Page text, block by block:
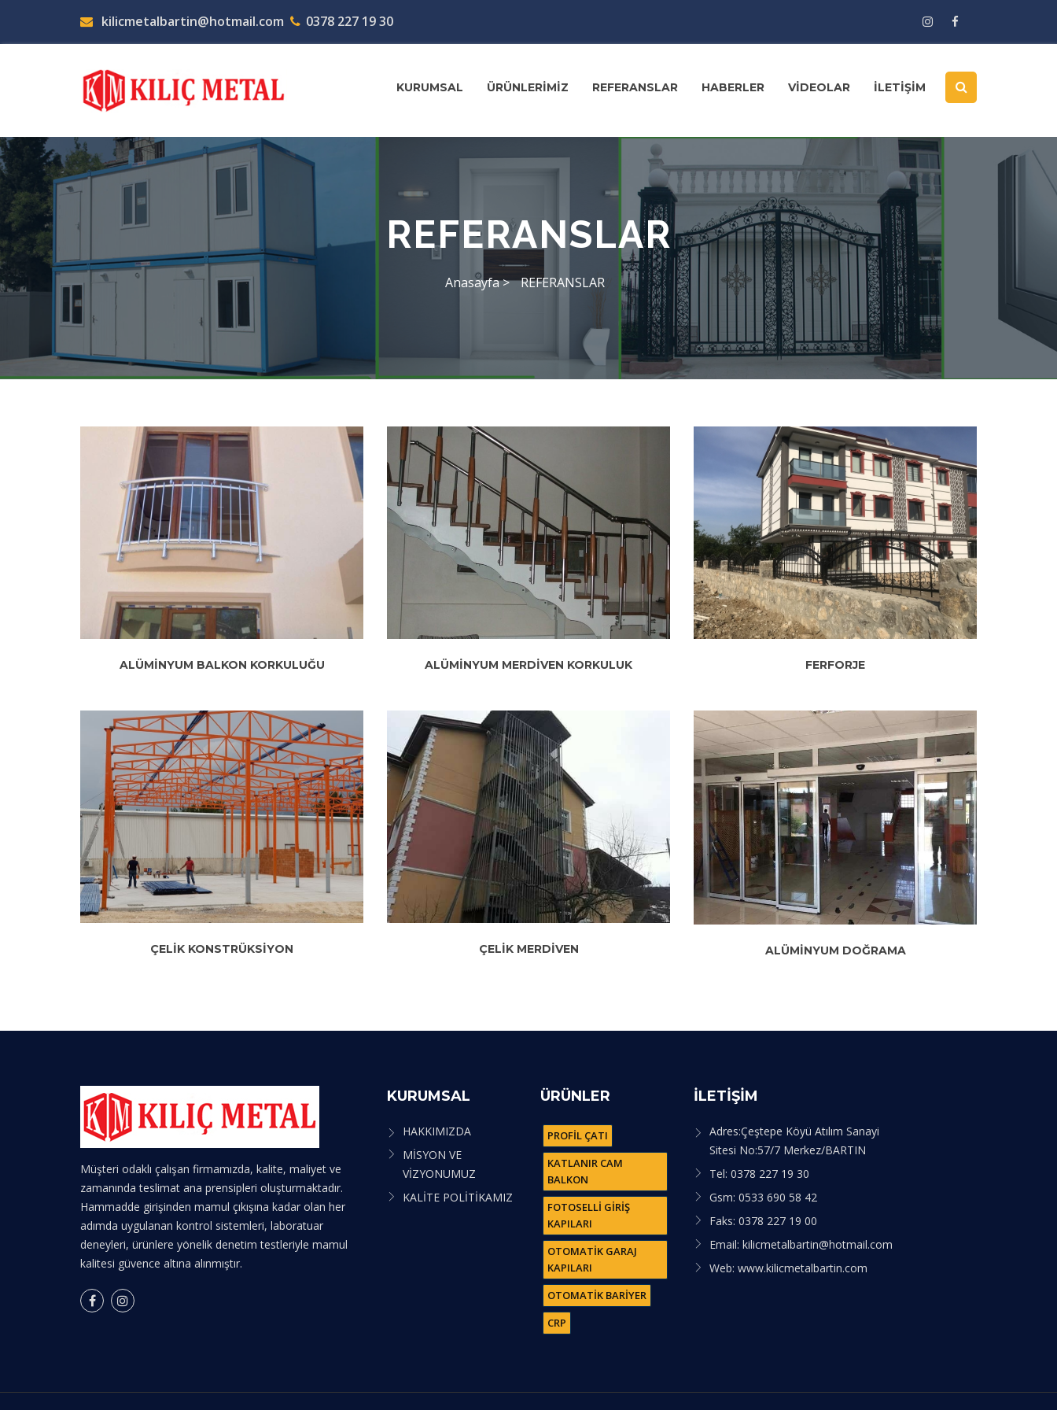
kilicmetalbartin@hotmail.com 0378 227 19 30
KURUMSAL ÜRÜNLERİMİZ REFERANSLAR HABERLER VİDEOLAR İLETİŞİM
REFERANSLAR
Anasayfa > REFERANSLAR
ALÜMİNYUM BALKON KORKULUĞU ALÜMİNYUM MERDİVEN KORKULUK FERFORJE
ÇELİK KONSTRÜKSİYON ÇELİK MERDİVEN ALÜMİNYUM DOĞRAMA
Müşteri odaklı çalışan firmamızda, kalite, maliyet ve
zamanında teslimat ana prensipleri oluşturmaktadır.
Hammadde girişinden mamul çıkışına kadar olan her
adımda uygulanan kontrol sistemleri, laboratuar
deneyleri, ürünlere yönelik denetim testleriyle mamul
kalitesi güvence altına alınmıştır.
KURUMSAL
HAKKIMIZDA
MİSYON VE
VİZYONUMUZ
KALİTE POLİTİKAMIZ
ÜRÜNLER
PROFİL ÇATI
KATLANIR CAM
BALKON
FOTOSELLİ GİRİŞ
KAPILARI
OTOMATİK GARAJ
KAPILARI
OTOMATİK BARİYER
CRP
İLETİŞİM
Adres:Çeştepe Köyü Atılım Sanayi
Sitesi No:57/7 Merkez/BARTIN
Tel: 0378 227 19 30
Gsm: 0533 690 58 42
Faks: 0378 227 19 00
Email: kilicmetalbartin@hotmail.com
Web: www.kilicmetalbartin.com